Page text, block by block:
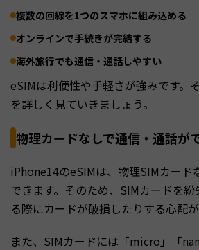
複数の回線を1つのスマホに組み込める
オンラインで手続きが完結する
海外旅行でも通信・通話しやすい
eSIMは利便性や手軽さが強みです。
を詳しく見ていきましょう。
物理カードなしで通信・通話が
iPhone14のeSIMは、物理SIMカード
できます。そのため、SIMカードを
る際にカードが破損したりする心配が
また、SIMカードには「micro」「